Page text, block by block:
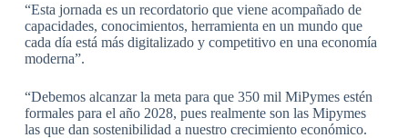
“Esta jornada es un recordatorio que viene acompañado de
capacidades, conocimientos, herramienta en un mundo que
cada día está más digitalizado y competitivo en una economía
moderna”.
“Debemos alcanzar la meta para que 350 mil MiPymes estén
formales para el año 2028, pues realmente son las Mipymes
las que dan sostenibilidad a nuestro crecimiento económico.